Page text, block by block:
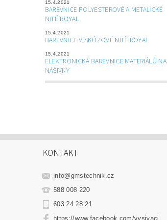
15.4.2021
BAREVNICE POLYESTEROVÉ A METALICKÉ
NITĚ ROYAL
15.4.2021
BAREVNICE VISKÓZOVÉ NITĚ ROYAL
15.4.2021
ELEKTRONICKÁ BAREVNICE MATERIÁLŮ NA
NÁŠIVKY
KONTAKT
info@gmstechnik.cz
588 008 220
603 24 28 21
https://www.facebook.com/vysivaci